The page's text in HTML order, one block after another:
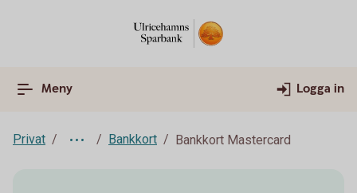
Meny Logga in
Privat Bankkort Bankkort Mastercard